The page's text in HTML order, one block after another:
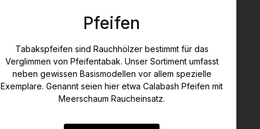
Pfeifen
Tabakspfeifen sind Rauchhölzer bestimmt für das
Verglimmen von Pfeifentabak. Unser Sortiment umfasst
neben gewissen Basismodellen vor allem spezielle
Exemplare. Genannt seien hier etwa Calabash Pfeifen mit
Meerschaum Raucheinsatz.